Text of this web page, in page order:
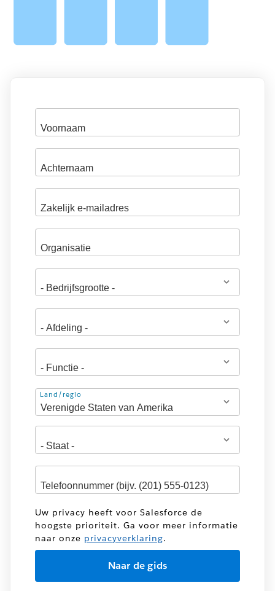
Adres
Land/regio
Uw privacy heeft voor Salesforce de
hoogste prioriteit. Ga voor meer informatie
naar onze privacyverklaring.